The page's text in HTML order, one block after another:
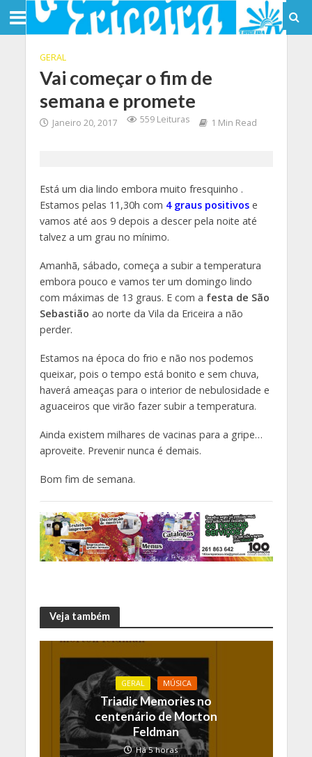
GERAL
Vai começar o fim de
semana e promete
Janeiro 20, 2017 559 Leituras 1 Min Read
Está um dia lindo embora muito fresquinho .
Estamos pelas 11,30h com 4 graus positivose
vamos até aos 9 depois a descer pela noite até
talvez a um grau no mínimo.
Amanhã, sábado, começa a subir a temperatura
embora pouco e vamos ter um domingo lindo
com máximas de 13 graus. E com a festa de São
Sebastião ao norte da Vila da Ericeira a não
perder.
Estamos na época do frio e não nos podemos
queixar, pois o tempo está bonito e sem chuva,
haverá ameaças para o interior de nebulosidade e
aguaceiros que virão fazer subir a temperatura.
Ainda existem milhares de vacinas para a gripe…
aproveite. Prevenir nunca é demais.
Bom fim de semana.
Veja também
GERAL MÚSICA
Triadic Memories no
centenário de Morton
Feldman
Há 5 horas